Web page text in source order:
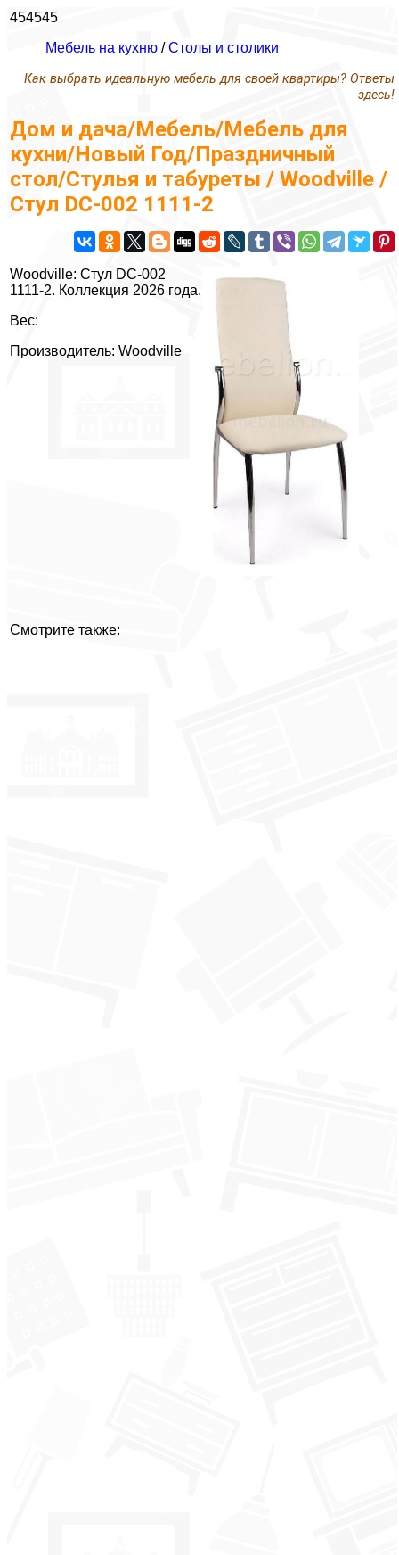
454545
Мебель на кухню /Столы и столики
Как выбрать идеальную мебель для своей квартиры? Ответы
здесь!
Дом и дача/Мебель/Мебель для
кухни/Новый Год/Праздничный
стол/Стулья и табуреты / Woodville /
Стул DC-002 1111-2
Woodville: Стул DC-002
1111-2. Коллекция 2026 года.
Вес:
Производитель: Woodville
Смотрите также: